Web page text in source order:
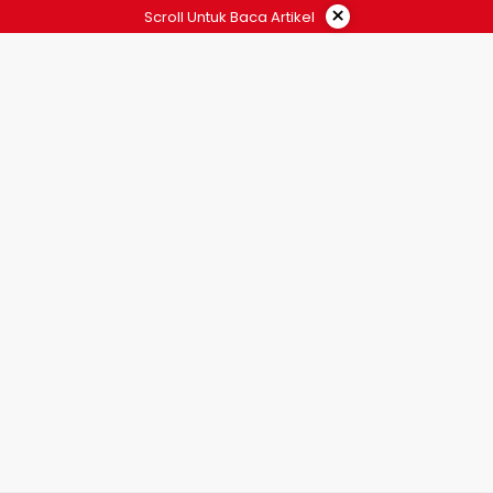
Scroll Untuk Baca Artikel ×